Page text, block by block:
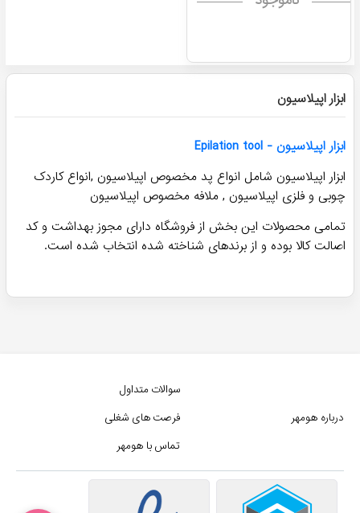
ابزار اپیلاسیون
ابزار اپیلاسیون - Epilation tool
ابزار اپیلاسیون شامل انواع پد مخصوص اپیلاسیون ,انواع کاردک
چوبی و فلزی اپیلاسیون , ملافه مخصوص اپیلاسیون
تمامی محصولات این بخش از فروشگاه دارای مجوز بهداشت و کد
اصالت کالا بوده و از برندهای شناخته شده انتخاب شده است.
درباره هومهر
سوالات متداول
فرصت های شغلی
تماس با هومهر